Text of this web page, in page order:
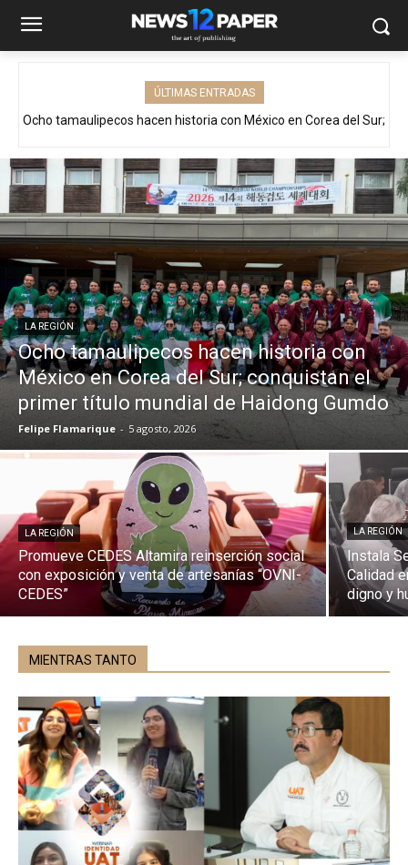
ÚLTIMAS ENTRADAS
Ocho tamaulipecos hacen historia con México en Corea del Sur;
LA REGIÓN
Ocho tamaulipecos hacen historia con
México en Corea del Sur; conquistan el
primer título mundial de Haidong Gumdo
Felipe Flamarique - 5 agosto, 2026
LA REGIÓN
Promueve CEDES Altamira reinserción social
con exposición y venta de artesanías “OVNI-
CEDES”
LA REGIÓN
Instala
Calidad
digno y
MIENTRAS TANTO